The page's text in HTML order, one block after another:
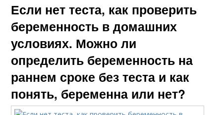
Если нет теста, как проверить
беременность в домашних
условиях. Можно ли
определить беременность на
раннем сроке без теста и как
понять, беременна или нет?